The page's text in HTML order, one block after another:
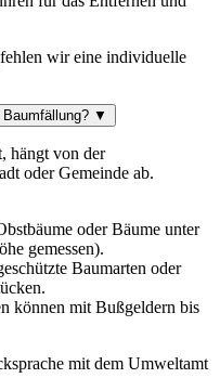
wir eine individuelle
▼
hängt von der
oder Gemeinde ab.
oder Bäume unter
gemessen).
Baumarten oder
können mit Bußgeldern bis
mit dem Umweltamt